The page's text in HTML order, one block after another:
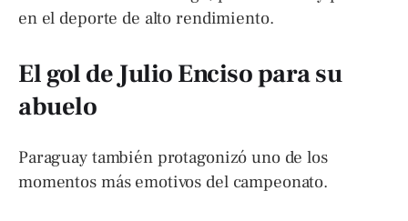
en el deporte de alto rendimiento.
El gol de Julio Enciso para su
abuelo
Paraguay también protagonizó uno de los
momentos más emotivos del campeonato.